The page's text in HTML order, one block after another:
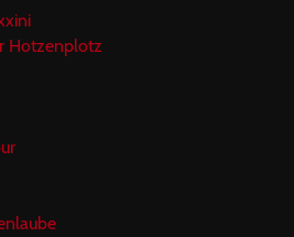
Hotzenplotz